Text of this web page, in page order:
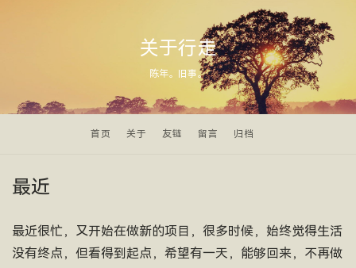
关于行走
陈年。旧事。
首页 关于 友链 留言 归档
最近
最近很忙，又开始在做新的项目，很多时候，始终觉得生活
没有终点，但看得到起点，希望有一天，能够回来，不再做